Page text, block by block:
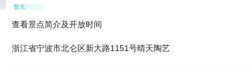
暂无点评
查看景点简介及开放时间
浙江省宁波市北仑区新大路1151号晴天陶艺